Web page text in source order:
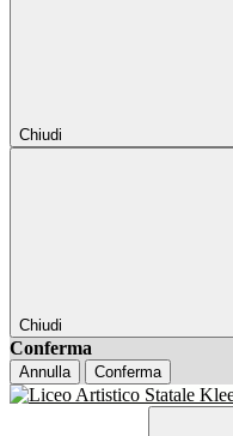
Chiudi
Chiudi
Conferma
Annulla Conferma